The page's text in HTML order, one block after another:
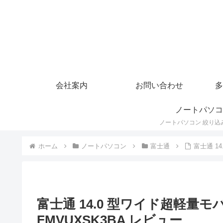
会社案内 お問い合わせ
ノートパソ
ホーム ノートパソコン 富士通 富士通
富士通 14.0 型ワイド超軽量モ
FMVUXSK3BA レビュー